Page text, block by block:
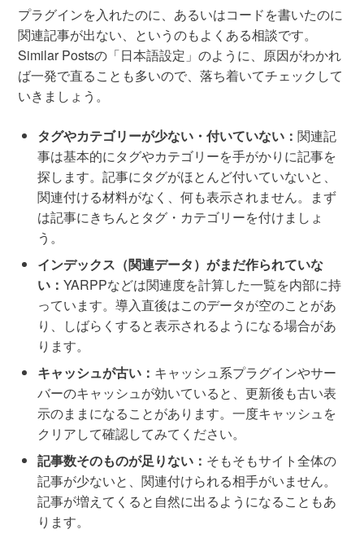
プラグインを入れたのに、あるいはコードを書いたのに
関連記事が出ない、というのもよくある相談です。
Similar Postsの「日本語設定」のように、原因がわかれ
ば一発で直ることも多いので、落ち着いてチェックして
いきましょう。
タグやカテゴリーが少ない・付いていない：関連記
事は基本的にタグやカテゴリーを手がかりに記事を
探します。記事にタグがほとんど付いていないと、
関連付ける材料がなく、何も表示されません。まず
は記事にきちんとタグ・カテゴリーを付けましょ
う。
インデックス（関連データ）がまだ作られていな
い：YARPPなどは関連度を計算した一覧を内部に持
っています。導入直後はこのデータが空のことがあ
り、しばらくすると表示されるようになる場合があ
ります。
キャッシュが古い： キャッシュ系プラグインやサー
バーのキャッシュが効いていると、更新後も古い表
示のままになることがあります。一度キャッシュを
クリアして確認してみてください。
記事数そのものが足りない： そもそもサイト全体の
記事が少ないと、関連付けられる相手がいません。
記事が増えてくると自然に出るようになることもあ
ります。